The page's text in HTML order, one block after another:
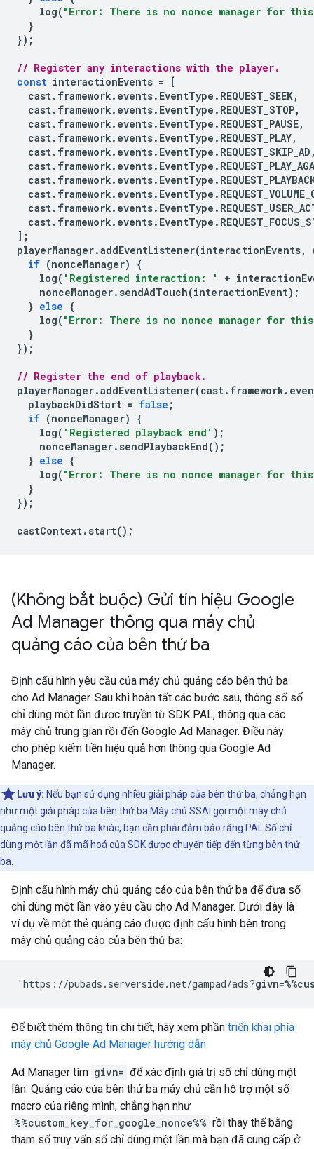
log( "Error: There is no nonce manager for
}
});
// Register any interactions with the player.
const interactionEvents =
[
cast. framework. events. EventType . REQUEST_SEEK,
cast. framework. events. EventType . REQUEST_STOP,
cast. framework. events. EventType . REQUEST_PAUSE,
cast. framework. events. EventType . REQUEST_PLAY,
cast. framework. events. EventType . REQUEST_SKIP_AD
cast. framework. events. EventType .
cast. framework. events. EventType .
cast. framework. events. EventType .
cast. framework. events. EventType .
cast. framework. events. EventType .
];
playerManager.addEventListener(interactionEvents,
if (nonceManager)
{
log( 'Registered interaction: ' +
nonceManager. sendAdTouch(interactionEvent);
} else {
log( "Error: There is no nonce manager for
}
});
// Register the end of playback.
playerManager.addEventListener(cast. framework.
playbackDidStart = false ;
if (nonceManager)
{
log( 'Registered playback end' );
nonceManager. sendPlaybackEnd();
} else {
log( "Error: There is no nonce manager for
}
});
castContext. start();
(Không bắt buộc) Gửi tín hiệu Google
Ad Manager thông qua máy chủ
quảng cáo của bên thứ ba
Định cấu hình yêu cầu của máy chủ quảng cáo bên thứ ba
cho Ad Manager. Sau khi hoàn tất các bước sau, thông số số
chỉ dùng một lần được truyền từ SDK PAL, thông qua các
máy chủ trung gian rồi đến Google Ad Manager. Điều này
cho phép kiếm tiền hiệu quả hơn thông qua Google Ad
Manager.
Lưu ý: Nếu bạn sử dụng nhiều giải pháp của bên thứ ba, chẳng hạn
như một giải pháp của bên thứ ba Máy chủ SSAI gọi một máy chủ
quảng cáo bên thứ ba khác, bạn cần phải đảm bảo rằng PAL Số chỉ
dùng một lần đã mã hoá của SDK được chuyển tiếp đến từng bên thứ
ba.
Định cấu hình máy chủ quảng cáo của bên thứ ba để đưa số
chỉ dùng một lần vào yêu cầu cho Ad Manager. Dưới đây là
ví dụ về một thẻ quảng cáo được định cấu hình bên trong
máy chủ quảng cáo của bên thứ ba:
'https://pubads.serverside.net/gampad/ads?
Để biết thêm thông tin chi tiết, hãy xem phần triển khai phía
máy chủ Google Ad Manager hướng dẫn.
Ad Manager tìm givn= để xác định giá trị số chỉ dùng một
lần. Quảng cáo của bên thứ ba máy chủ cần hỗ trợ một số
macro của riêng mình, chẳng hạn như
%%custom_key_for_google_nonce%% rồi thay thế bằng
tham số truy vấn số chỉ dùng một lần mà bạn đã cung cấp ở